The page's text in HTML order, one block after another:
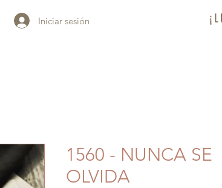
Iniciar sesión
1560 - NUNCA SE
OLVIDA